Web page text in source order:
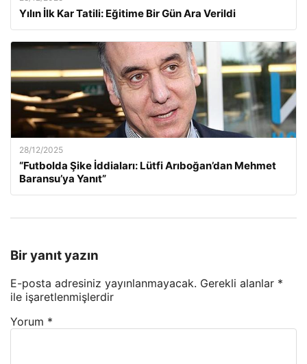
Yılın İlk Kar Tatili: Eğitime Bir Gün Ara Verildi
28/12/2025
“Futbolda Şike İddiaları: Lütfi Arıboğan’dan Mehmet
Baransu’ya Yanıt”
Bir yanıt yazın
E-posta adresiniz yayınlanmayacak. Gerekli alanlar *
ile işaretlenmişlerdir
Yorum *